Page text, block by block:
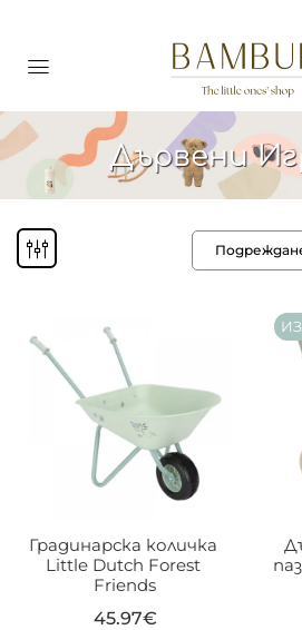
Дървени
Градинарска количка
Little Dutch Forest
Friends
45.97€